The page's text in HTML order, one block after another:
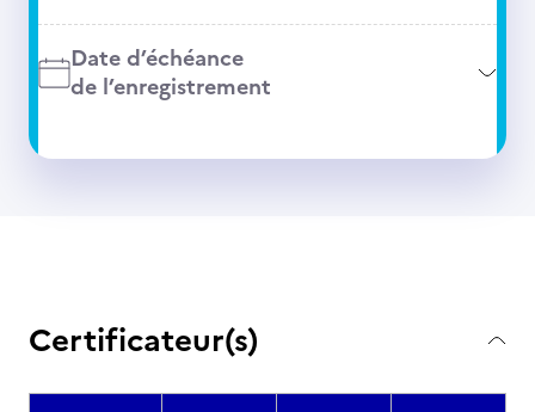
Date d’échéance
de l’enregistrement
Certificateur(s)